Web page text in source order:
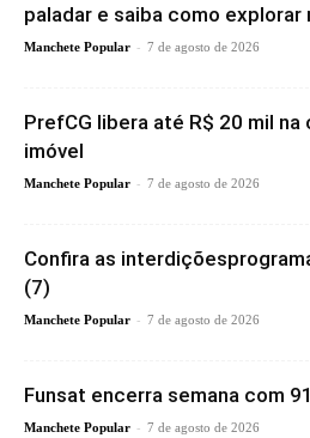
paladar e saiba como explorar
Manchete Popular - 7 de agosto de 2026
PrefCG libera até R$ 20 mil
imóvel
Manchete Popular - 7 de agosto de 2026
Confira as
(7)
Manchete Popular - 7 de agosto de 2026
Funsat encerra semana com
Manchete Popular - 7 de agosto de 2026